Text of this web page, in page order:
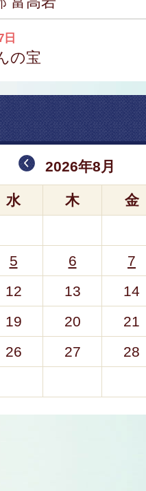
の宝
2026年8月
水 木 金
5 6
7
12 13
14
19 20
21
26 27
28